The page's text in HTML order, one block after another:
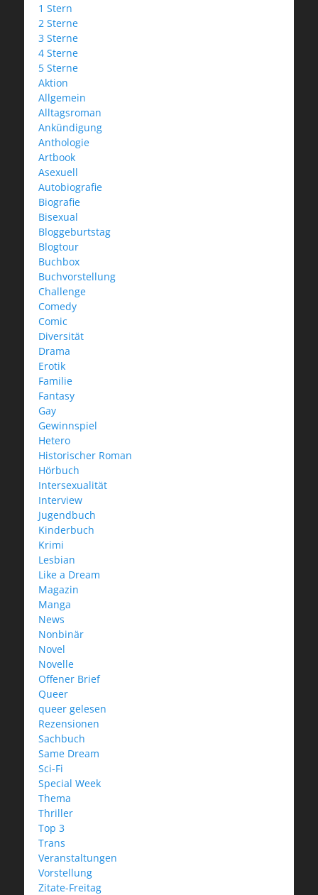
1 Stern
2 Sterne
3 Sterne
4 Sterne
5 Sterne
Aktion
Allgemein
Alltagsroman
Ankündigung
Anthologie
Artbook
Asexuell
Autobiografie
Biografie
Bisexual
Bloggeburtstag
Blogtour
Buchbox
Buchvorstellung
Challenge
Comedy
Comic
Diversität
Drama
Erotik
Familie
Fantasy
Gay
Gewinnspiel
Hetero
Historischer Roman
Hörbuch
Intersexualität
Interview
Jugendbuch
Kinderbuch
Krimi
Lesbian
Like a Dream
Magazin
Manga
News
Nonbinär
Novel
Novelle
Offener Brief
Queer
queer gelesen
Rezensionen
Sachbuch
Same Dream
Sci-Fi
Special Week
Thema
Thriller
Top 3
Trans
Veranstaltungen
Vorstellung
Zitate-Freitag